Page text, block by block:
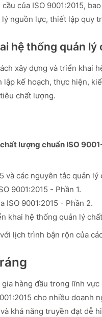
của ISO 9001:2015,
nguồn lực, thiết lập quy
hệ thống quản lý
xây dựng và triển khai
lập kế hoạch, thực hiện,
chất lượng.
lượng chuẩn ISO
và các nguyên tắc quản lý
9001:2015 - Phần 1.
ISO 9001:2015 - Phần 2.
khai hệ thống quản lý
lịch trình bận rộn của
hàng đầu trong lĩnh
cho nhiều doanh
khả năng truyền đạt dễ